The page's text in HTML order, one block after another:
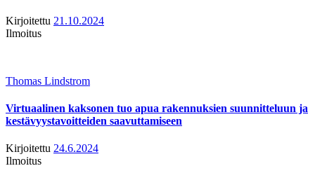
Kirjoitettu 21.10.2024
Ilmoitus
Thomas Lindstrom
Virtuaalinen kaksonen tuo apua rakennuksien suunnitteluun ja
kestävyystavoitteiden saavuttamiseen
Kirjoitettu 24.6.2024
Ilmoitus